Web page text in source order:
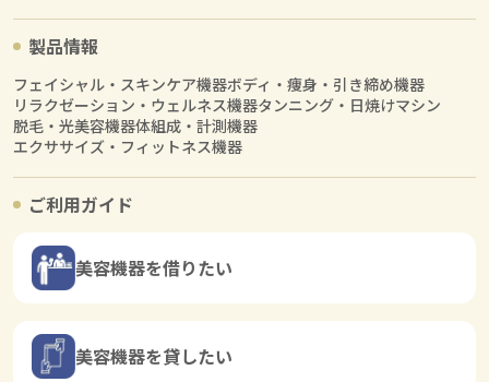
製品情報
フェイシャル・スキンケア機器ボディ・痩身・引き締め機器
リラクゼーション・ウェルネス機器タンニング・日焼けマシン
脱毛・光美容機器体組成・計測機器
エクササイズ・フィットネス機器
ご利用ガイド
美容機器を借りたい
美容機器を貸したい